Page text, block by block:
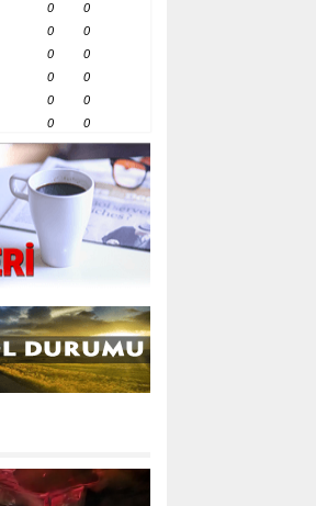
0
0
0
0
0
0
0
0
0
0
0 0